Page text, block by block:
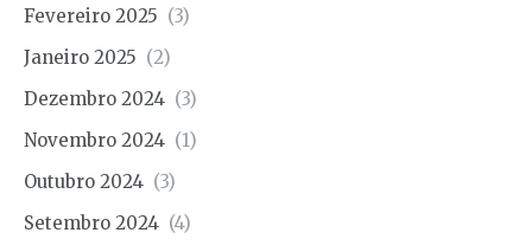
Fevereiro 2025 (3)
Janeiro 2025 (2)
Dezembro 2024 (3)
Novembro 2024 (1)
Outubro 2024 (3)
Setembro 2024 (4)